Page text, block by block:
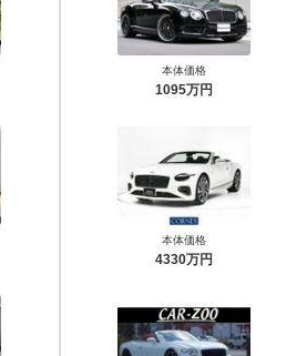
本体価格
1095万円
本体価格
4330万円